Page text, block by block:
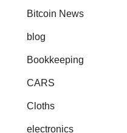
Bitcoin News
blog
Bookkeeping
CARS
Cloths
electronics